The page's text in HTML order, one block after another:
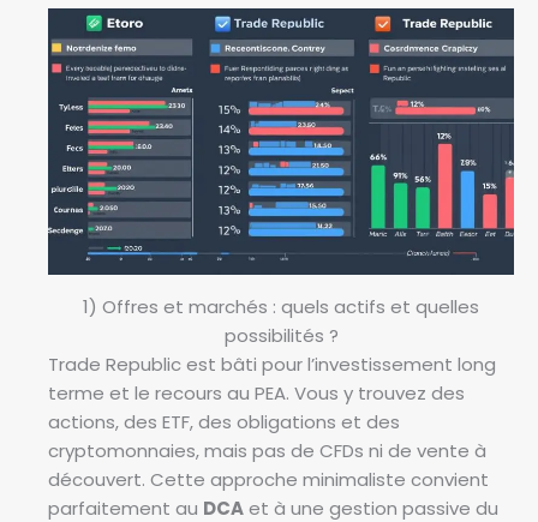
1) Offres et marchés : quels actifs et quelles
possibilités ?
Trade Republic est bâti pour l’investissement long
terme et le recours au PEA. Vous y trouvez des
actions, des ETF, des obligations et des
cryptomonnaies, mais pas de CFDs ni de vente à
découvert. Cette approche minimaliste convient
parfaitement au DCAet à une gestion passive du